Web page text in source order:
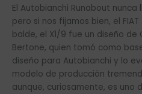
El Autobianchi Runabout
pero si nos fijamos bien, el
balde, el X1/9 fue un diseño
Bertone, quien tomó como
diseño para Autobianchi y lo
modelo de producción
aunque, curiosamente, es uno